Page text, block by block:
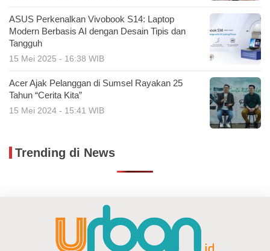
ASUS Perkenalkan Vivobook S14: Laptop
Modern Berbasis AI dengan Desain Tipis dan
Tangguh
15 Mei 2025 - 16:38 WIB
Acer Ajak Pelanggan di Sumsel Rayakan 25
Tahun “Cerita Kita”
15 Mei 2024 - 15:41 WIB
Trending di News